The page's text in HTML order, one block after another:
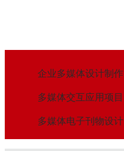
企业多媒体设计制作
多媒体交互应用项目
多媒体电子刊物设计